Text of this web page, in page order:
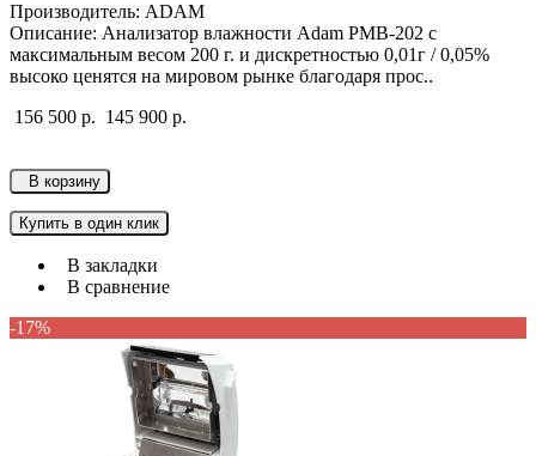
Производитель: ADAM
Описание: Анализатор влажности Adam PMB-202 с
максимальным весом 200 г. и дискретностью 0,01г / 0,05%
высоко ценятся на мировом рынке благодаря прос..
156 500 р. 145 900 р.
В корзину
Купить в один клик
В закладки
В сравнение
-17%